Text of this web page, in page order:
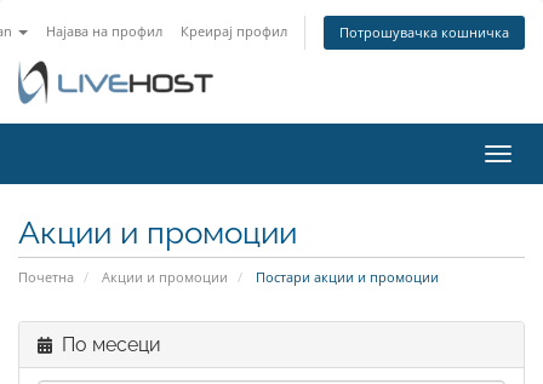
Најава на профил Креирај профил Потрошувачка кошничка
ја
Акции и промоции
Почетна Акции и промоции Постари акции и промоции
По месеци